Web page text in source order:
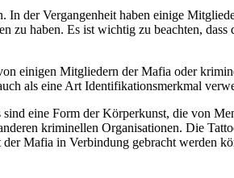
In der Vergangenheit haben einige
haben. Es ist wichtig zu beachten, dass
einigen Mitgliedern der Mafia oder
als eine Art Identifikationsmerkmal
eine Form der Körperkunst, die von
kriminellen Organisationen. Die
Mafia in Verbindung gebracht werden